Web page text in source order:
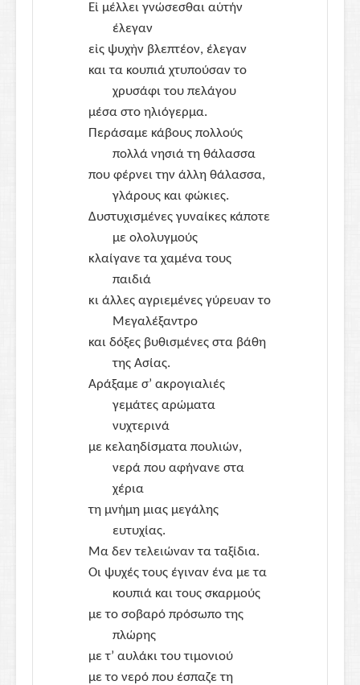
Εἰ μέλλει γνώσεσθαι αὑτήν
έλεγαν
εἰς ψυχὴν βλεπτέον, έλεγαν
και τα κουπιά χτυπούσαν το
χρυσάφι του πελάγου
μέσα στο ηλιόγερμα.
Περάσαμε κάβους πολλούς
πολλά νησιά τη θάλασσα
που φέρνει την άλλη θάλασσα,
γλάρους και φώκιες.
Δυστυχισμένες γυναίκες κάποτε
με ολολυγμούς
κλαίγανε τα χαμένα τους
παιδιά
κι άλλες αγριεμένες γύρευαν το
Μεγαλέξαντρο
και δόξες βυθισμένες στα βάθη
της Ασίας.
Αράξαμε σ’ ακρογιαλιές
γεμάτες αρώματα
νυχτερινά
με κελαηδίσματα πουλιών,
νερά που αφήνανε στα
χέρια
τη μνήμη μιας μεγάλης
ευτυχίας.
Μα δεν τελειώναν τα ταξίδια.
Οι ψυχές τους έγιναν ένα με τα
κουπιά και τους σκαρμούς
με το σοβαρό πρόσωπο της
πλώρης
με τ’ αυλάκι του τιμονιού
με το νερό που έσπαζε τη